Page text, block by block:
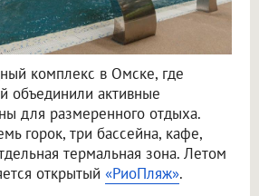
комплекс в Омске, где
объединили активные
для размеренного отдыха.
горок, три бассейна, кафе,
термальная зона. Летом
открытый «РиоПляж».